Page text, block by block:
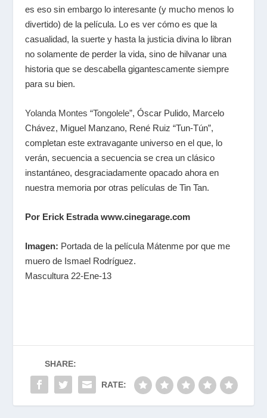
es eso sin embargo lo interesante (y mucho menos lo
divertido) de la película. Lo es ver cómo es que la
casualidad, la suerte y hasta la justicia divina lo libran
no solamente de perder la vida, sino de hilvanar una
historia que se descabella gigantescamente siempre
para su bien.
Yolanda Montes “Tongolele”, Óscar Pulido, Marcelo
Chávez, Miguel Manzano, René Ruiz “Tun-Tún”,
completan este extravagante universo en el que, lo
verán, secuencia a secuencia se crea un clásico
instantáneo, desgraciadamente opacado ahora en
nuestra memoria por otras películas de Tin Tan.
Por Erick Estrada www.cinegarage.com
Imagen: Portada de la película Mátenme por que me
muero de Ismael Rodríguez.
Mascultura 22-Ene-13
SHARE:
RATE: